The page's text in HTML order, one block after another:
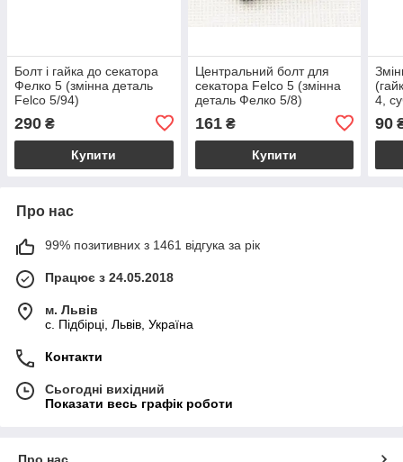
Болт і гайка до секатора
Фелко 5 (змінна деталь
Felco 5/94)
290 ₴
Купити
Центральний болт для
секатора Felco 5 (змінна
деталь Фелко 5/8)
161₴
Купити
4,
90
Про нас
99% позитивних з 1461 відгука за рік
Працює з 24.05.2018
м. Львів
c. Підбірці, Львів, Україна
Контакти
Сьогодні вихідний
Показати весь графік роботи